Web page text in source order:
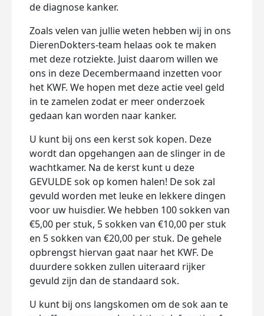
de diagnose kanker.
Zoals velen van jullie weten hebben wij in ons
DierenDokters-team helaas ook te maken
met deze rotziekte. Juist daarom willen we
ons in deze Decembermaand inzetten voor
het KWF. We hopen met deze actie veel geld
in te zamelen zodat er meer onderzoek
gedaan kan worden naar kanker.
U kunt bij ons een kerst sok kopen. Deze
wordt dan opgehangen aan de slinger in de
wachtkamer. Na de kerst kunt u deze
GEVULDE sok op komen halen! De sok zal
gevuld worden met leuke en lekkere dingen
voor uw huisdier. We hebben 100 sokken van
€5,00 per stuk, 5 sokken van €10,00 per stuk
en 5 sokken van €20,00 per stuk. De gehele
opbrengst hiervan gaat naar het KWF. De
duurdere sokken zullen uiteraard rijker
gevuld zijn dan de standaard sok.
U kunt bij ons langskomen om de sok aan te